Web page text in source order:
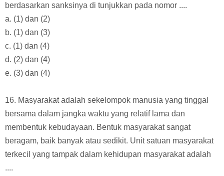
berdasarkan sanksinya di tunjukkan pada nomor ....
a. (1) dan (2)
b. (1) dan (3)
c. (1) dan (4)
d. (2) dan (4)
e. (3) dan (4)
16. Masyarakat adalah sekelompok manusia yang tinggal
bersama dalam jangka waktu yang relatif lama dan
membentuk kebudayaan. Bentuk masyarakat sangat
beragam, baik banyak atau sedikit. Unit satuan masyarakat
terkecil yang tampak dalam kehidupan masyarakat adalah
....